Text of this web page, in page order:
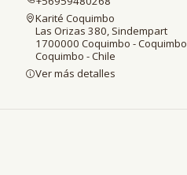
Karité Coquimbo
Las Orizas 380, Sindempart
1700000 Coquimbo - Coquimbo
Coquimbo - Chile
Ver más detalles